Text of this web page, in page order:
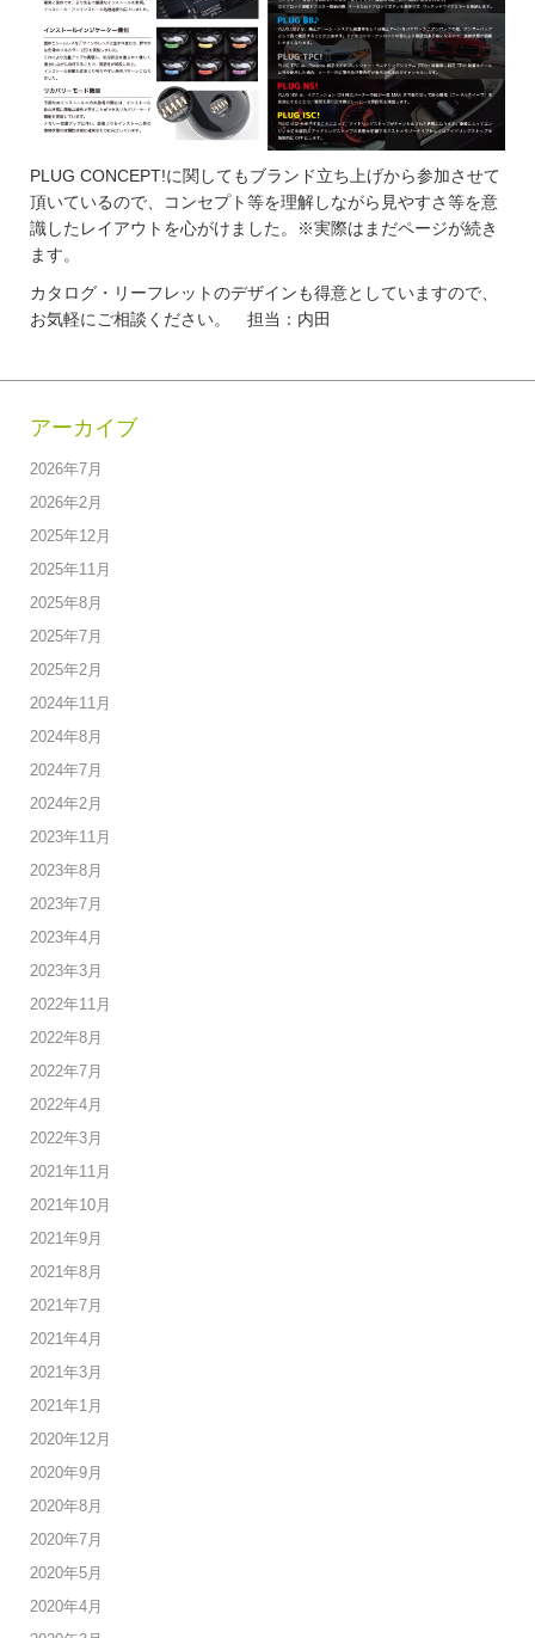
PLUG CONCEPT!に関してもブランド立ち上げから参加させて
頂いているので、コンセプト等を理解しながら見やすさ等を意
識したレイアウトを心がけました。※実際はまだページが続き
ます。
カタログ・リーフレットのデザインも得意としていますので、
お気軽にご相談ください。 担当：内田
アーカイブ
2026年7月
2026年2月
2025年12月
2025年11月
2025年8月
2025年7月
2025年2月
2024年11月
2024年8月
2024年7月
2024年2月
2023年11月
2023年8月
2023年7月
2023年4月
2023年3月
2022年11月
2022年8月
2022年7月
2022年4月
2022年3月
2021年11月
2021年10月
2021年9月
2021年8月
2021年7月
2021年4月
2021年3月
2021年1月
2020年12月
2020年9月
2020年8月
2020年7月
2020年5月
2020年4月